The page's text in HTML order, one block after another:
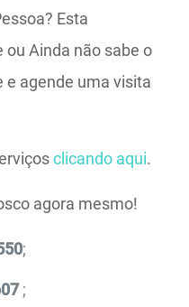
Esta
Ainda não sabe o
e agende uma visita
clicando aqui.
agora mesmo!
;
;